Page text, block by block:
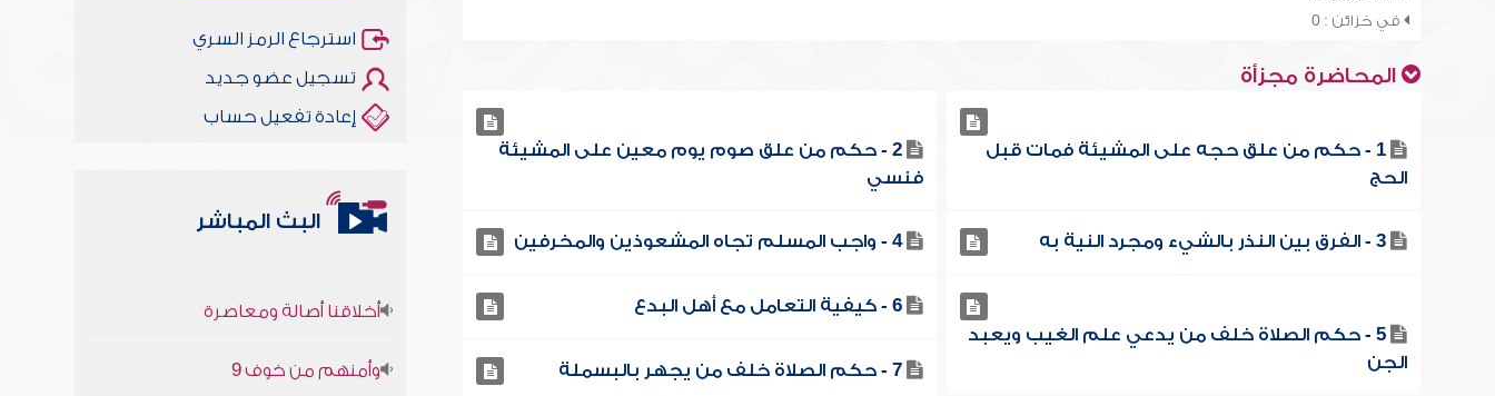
في خزائن : 0
المحاضرة مجزأة
1 - حكم من علق حجه على المشيئة فمات قبل
الحج
2 - حكم من علق صوم يوم معين على المشيئة
فنسي
3 - الفرق بين النذر بالشيء ومجرد النية به 4 - واجب المسلم تجاه المشعوذين والمخرفين
5 - حكم الصلاة خلف من يدعي علم الغيب ويعبد
الجن
6 - كيفية التعامل مع أهل البدع
7 - حكم الصلاة خلف من يجهر بالبسملة
استرجاع الرمز السري
تسجيل عضو جديد
إعادة تفعيل حساب
البث المباشر